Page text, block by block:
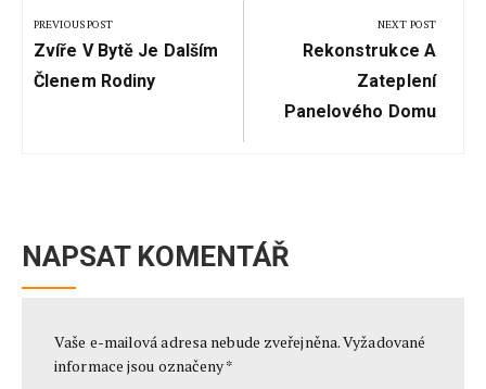
pro
příspěvek
PREVIOUS POST
Previous
Post:
Zvíře V Bytě Je Dalším
Členem Rodiny
NEXT POST
Next
Rekonstrukce A
Zateplení
Panelového Domu
NAPSAT KOMENTÁŘ
Vaše e-mailová adresa nebude zveřejněna.Vyžadované
informace jsou označeny*